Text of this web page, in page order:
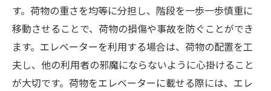
す。荷物の重さを均等に分担し、階段を一歩一歩慎重に
移動させることで、荷物の損傷や事故を防ぐことができ
ます。エレベーターを利用する場合は、荷物の配置を工
夫し、他の利用者の邪魔にならないように心掛けること
が大切です。荷物をエレベーターに載せる際には、エレ